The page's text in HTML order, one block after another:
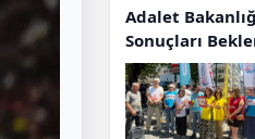
Adalet
Sonuçları